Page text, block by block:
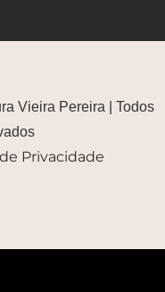
Vieira Pereira | Todos
Privacidade